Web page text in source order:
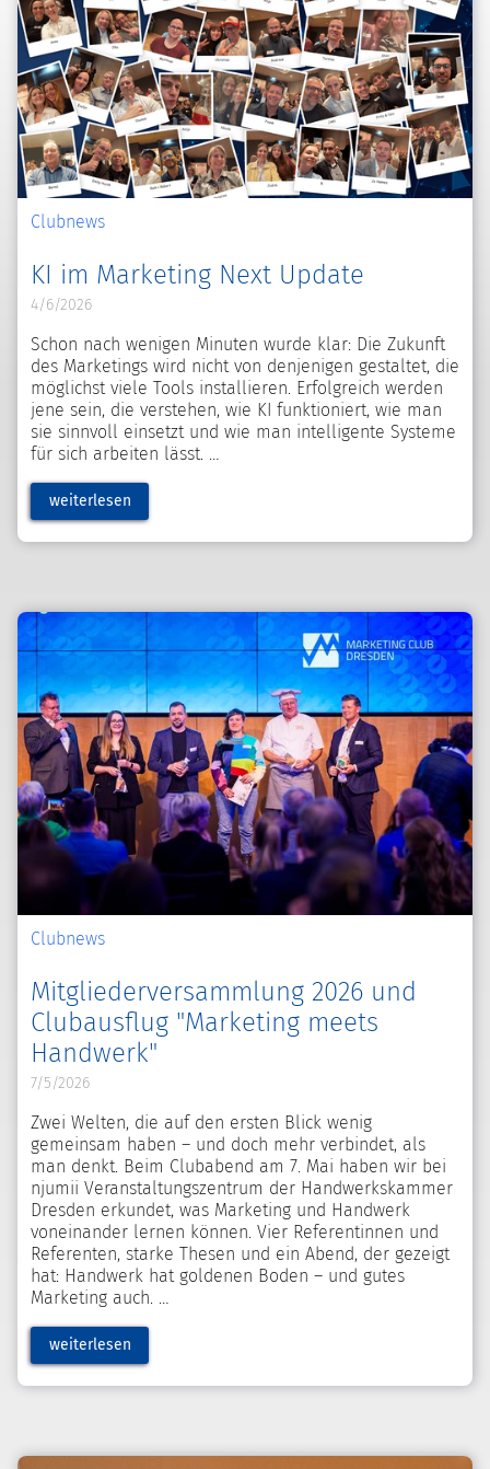
Clubnews
KI im Marketing Next Update
4/6/2026
Schon nach wenigen Minuten wurde klar: Die Zukunft
des Marketings wird nicht von denjenigen gestaltet, die
möglichst viele Tools installieren. Erfolgreich werden
jene sein, die verstehen, wie KI funktioniert, wie man
sie sinnvoll einsetzt und wie man intelligente Systeme
für sich arbeiten lässt.
weiterlesen
Clubnews
Mitgliederversammlung 2026 und
Clubausflug "Marketing meets
Handwerk"
7/5/2026
Zwei Welten, die auf den ersten Blick wenig
gemeinsam haben – und doch mehr verbindet, als
man denkt. Beim Clubabend am 7. Mai haben wir bei
njumii Veranstaltungszentrum der Handwerkskammer
Dresden erkundet, was Marketing und Handwerk
voneinander lernen können. Vier Referentinnen und
Referenten, starke Thesen und ein Abend, der gezeigt
hat: Handwerk hat goldenen Boden – und gutes
Marketing auch.
weiterlesen